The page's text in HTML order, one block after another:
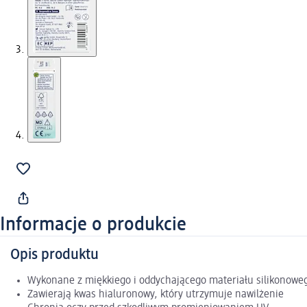
Informacje o produkcie
Opis produktu
Wykonane z miękkiego i oddychającego materiału
Zawierają kwas hialuronowy, który utrzymuje nawilżenie